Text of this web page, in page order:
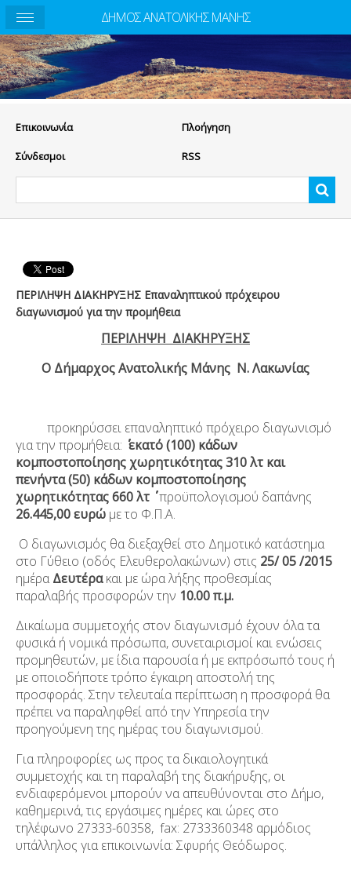
Eπικοινωνία Πλοήγηση
Σύνδεσμοι RSS
ΠΕΡΙΛΗΨΗ ΔΙΑΚΗΡΥΞΗΣ Επαναληπτικού πρόχειρου
διαγωνισμού για την προμήθεια
ΠΕΡΙΛΗΨΗ ΔΙΑΚΗΡΥΞΗΣ
Ο Δήμαρχος Ανατολικής Μάνης Ν. Λακωνίας
προκηρύσσει επαναληπτικό πρόχειρο διαγωνισμό
για την προμήθεια: εκατό (100) κάδων
κομποστοποίησης χωρητικότητας 310 λτ και
πενήντα (50) κάδων κομποστοποίησης
χωρητικότητας 660 λτ ΄΄προϋπολογισμού δαπάνης
26.445,00 ευρώ με το Φ.Π.Α.
Ο διαγωνισμός θα διεξαχθεί στο Δημοτικό κατάστημα
στο Γύθειο (οδός Ελευθερολακώνων) στις 25/ 05 /2015
ημέρα Δευτέρακαι με ώρα λήξης προθεσμίας
παραλαβής προσφορών την 10.00 π.μ.
Δικαίωμα συμμετοχής στον διαγωνισμό έχουν όλα τα
φυσικά ή νομικά πρόσωπα, συνεταιρισμοί και ενώσεις
προμηθευτών, με ίδια παρουσία ή με εκπρόσωπό τους ή
με οποιοδήποτε τρόπο έγκαιρη αποστολή της
προσφοράς. Στην τελευταία περίπτωση η προσφορά θα
πρέπει να παραληφθεί από την Υπηρεσία την
προηγούμενη της ημέρας του διαγωνισμού.
Για πληροφορίες ως προς τα δικαιολογητικά
συμμετοχής και τη παραλαβή της διακήρυξης, οι
ενδιαφερόμενοι μπορούν να απευθύνονται στο Δήμο,
καθημερινά, τις εργάσιμες ημέρες και ώρες στο
τηλέφωνο 27333-60358, fax: 2733360348 αρμόδιος
υπάλληλος για επικοινωνία: Σφυρής Θεόδωρος.
ΔΗΜΟΣ ΑΝΑΤΟΛΙΚΗΣ ΜΑΝΗΣ